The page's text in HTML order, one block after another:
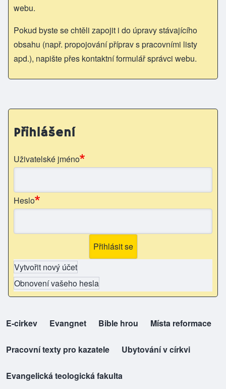
webu.
Pokud byste se chtěli zapojit i do úpravy stávajícího
obsahu (např. propojování příprav s pracovními listy
apd.), napište přes kontaktní formulář správci webu.
Přihlášení
Uživatelské jméno
Heslo
Vytvořit nový účet
Obnovení vašeho hesla
top-odkazy
E-cirkev
(opens in new tab)
Evangnet
(opens in new tab)Bible hrou
(opens in new tab)Místa reformace
(opens in new tab)
Pracovní texty pro kazatele
(opens in new tab) Ubytování v církvi
(opens in new tab)
Evangelická teologická fakulta
(opens in new tab)